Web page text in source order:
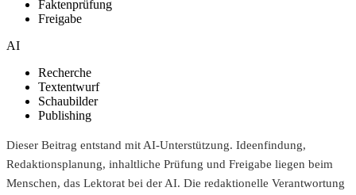
Faktenprüfung
Freigabe
AI
Recherche
Textentwurf
Schaubilder
Publishing
Dieser Beitrag entstand mit AI-Unterstützung. Ideenfindung,
Redaktionsplanung, inhaltliche Prüfung und Freigabe liegen beim
Menschen, das Lektorat bei der AI. Die redaktionelle Verantwortung